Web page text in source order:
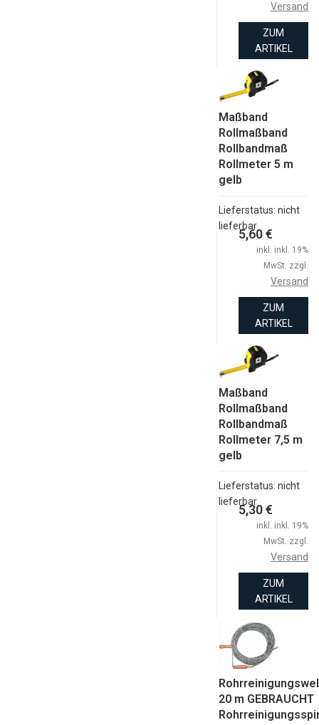
Versand
ZUM
ARTIKEL
Maßband
Rollmaßband
Rollbandmaß
Rollmeter 5 m
gelb
Lieferstatus: nicht
lieferbar
5,60 €
inkl. inkl. 19%
MwSt. zzgl.
Versand
ZUM
ARTIKEL
Maßband
Rollmaßband
Rollbandmaß
Rollmeter 7,5 m
gelb
Lieferstatus: nicht
lieferbar
5,30 €
inkl. inkl. 19%
MwSt. zzgl.
Versand
ZUM
ARTIKEL
20 m GEBRAUCHT